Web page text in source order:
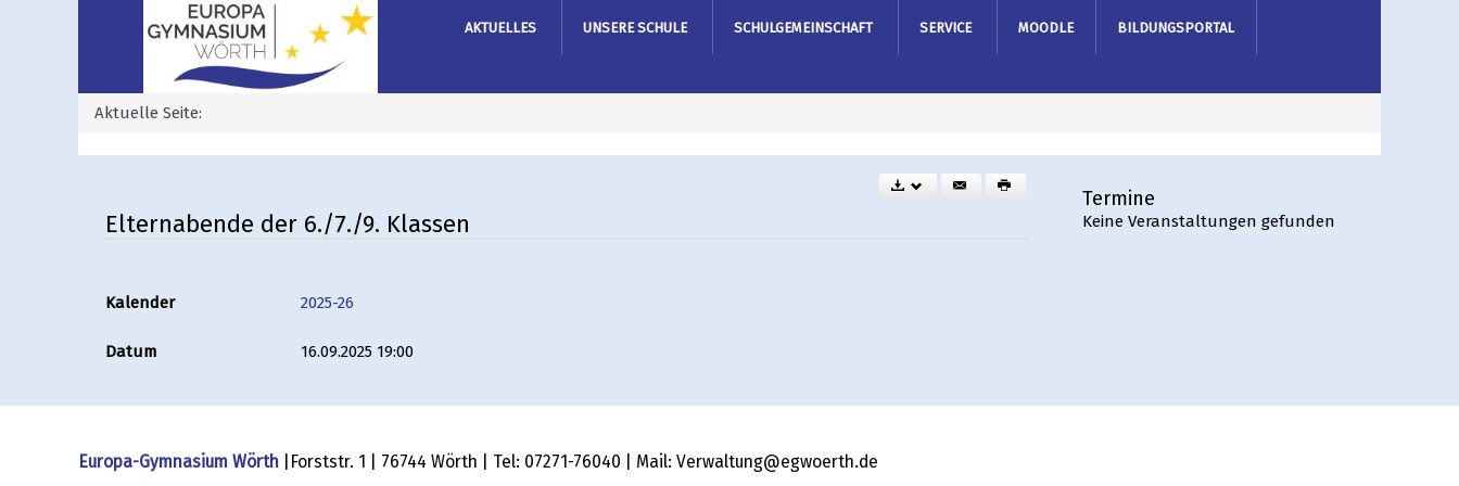
AKTUELLES UNSERE SCHULE SCHULGEMEINSCHAFT SERVICE MOODLE BILDUNGSPORTAL
Aktuelle Seite:
Elternabende der 6./7./9. Klassen
Kalender 2025-26
Datum 16.09.2025 19:00
Termine
Keine Veranstaltungen gefunden
Europa-Gymnasium Wörth |Forststr. 1 | 76744 Wörth | Tel: 07271-76040 | Mail: Verwaltung@egwoerth.de